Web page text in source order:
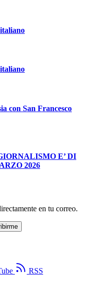
con San Francesco
E’ DI
2026
en tu correo.
RSS